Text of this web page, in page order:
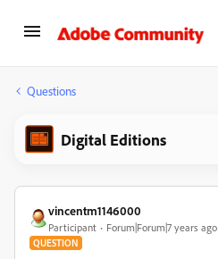
Questions
Digital Editions
vincentm1146000
Participant Forum|Forum|7 years ago
QUESTION